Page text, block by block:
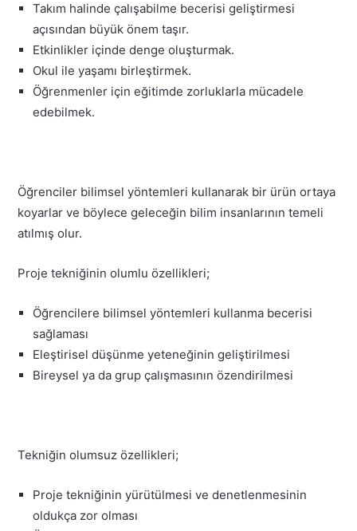
Takım halinde çalışabilme becerisi geliştirmesi
açısından büyük önem taşır.
Etkinlikler içinde denge oluşturmak.
Okul ile yaşamı birleştirmek.
Öğrenmenler için eğitimde zorluklarla mücadele
edebilmek.
Öğrenciler bilimsel yöntemleri kullanarak bir ürün ortaya
koyarlar ve böylece geleceğin bilim insanlarının temeli
atılmış olur.
Proje tekniğinin olumlu özellikleri;
Öğrencilere bilimsel yöntemleri kullanma becerisi
sağlaması
Eleştirisel düşünme yeteneğinin geliştirilmesi
Bireysel ya da grup çalışmasının özendirilmesi
Tekniğin olumsuz özellikleri;
Proje tekniğinin yürütülmesi ve denetlenmesinin
oldukça zor olması